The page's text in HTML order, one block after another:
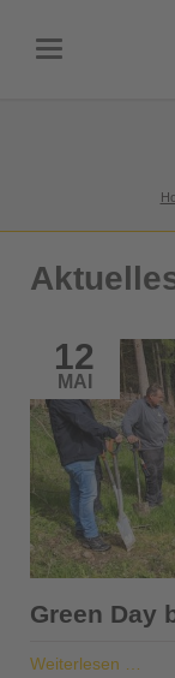
12
MAI
Green Day
Weiterlesen …